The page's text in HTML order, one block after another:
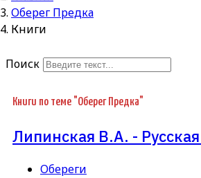
Оберег Предка
Книги
Поиск
characters for results.
Книги по теме "Оберег Предка"
Липинская В.А. -
Обереги